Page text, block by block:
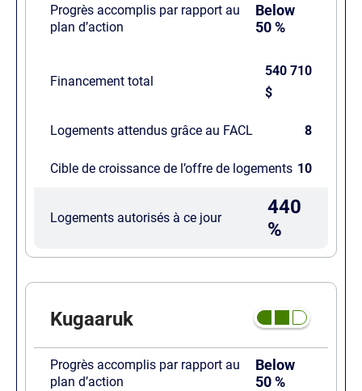
Progrès accomplis par rapport au
plan d’action
Below
50 %
Financement total
540 710
$
Logements attendus grâce au FACL 8
Cible de croissance de l’offre de logements 10
Logements autorisés à ce jour
440
%
Kugaaruk
Progrès accomplis par rapport au
plan d’action
Below
50 %